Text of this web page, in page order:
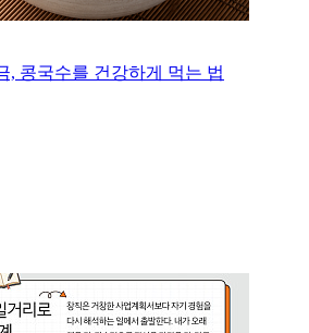
, 콩국수를 건강하게 먹는 법